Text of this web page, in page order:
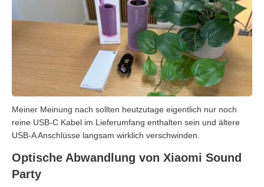
Meiner Meinung nach sollten heutzutage eigentlich nur noch
reine USB-C Kabel im Lieferumfang enthalten sein und ältere
USB-A Anschlüsse langsam wirklich verschwinden.
Optische Abwandlung von Xiaomi Sound
Party